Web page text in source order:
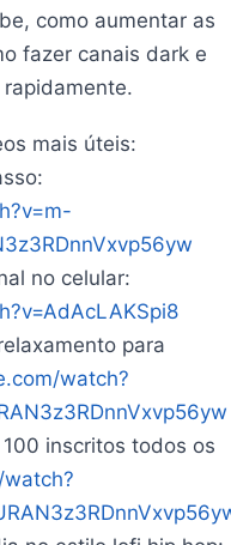
como aumentar as
fazer canais dark e
mais úteis:
no celular:
para
watch?
inscritos todos os